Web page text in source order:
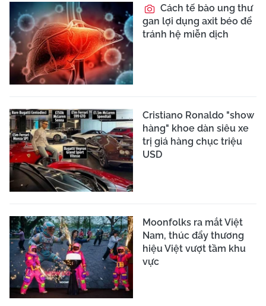
Cách tế bào ung thư
gan lợi dụng axit béo để
tránh hệ miễn dịch
Cristiano Ronaldo "show
hàng" khoe dàn siêu xe
trị giá hàng chục triệu
USD
Moonfolks ra mắt Việt
Nam, thúc đẩy thương
hiệu Việt vượt tầm khu
vực